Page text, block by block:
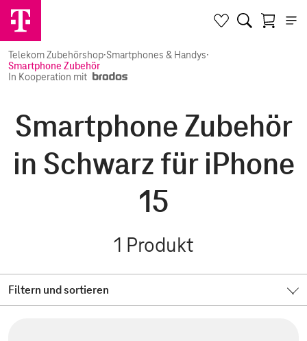
Telekom Zubehörshop·Smartphones & Handys·
Smartphone Zubehör
In Kooperation mit
Smartphone Zubehör
in Schwarz für iPhone
15
1 Produkt
Filtern und sortieren